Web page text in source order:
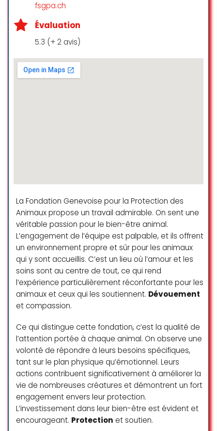
Léo d’amour qui nous remplit de
joie tous les jours. Il est vraiment
adorable, c’est notre petit rayon
refuge où le personnel est à
l’écoute, très gentil et très
Voilà une semaine que le doux
Clément est arrivé chez nous. C’est
un amour. Il est doux, aime jouer
avec les enfants et s’est
parfaitement intégré à toute la
famille. Merci beaucoup pour votre
accueil, votre temps et de nous
avoir aidé à trouver un chat
correspondant à nos besoins et
surtout aussi à ses besoins.
toutes ces boules d’amour qui
méritent de trouver un foyer
aimant.
Belle continuation
YesWeCan
☆ 5/5
3 employés assis sur un banc à rien
fsgpa.ch
Évaluation
5.3 (+ 2 avis)
La Fondation Genevoise pour la Protection des
Animaux propose un travail admirable. On sent une
véritable passion pour le bien-être animal.
L’engagement de l’équipe est palpable, et ils offrent
un environnement propre et sûr pour les animaux
qui y sont accueillis. C’est un lieu où l’amour et les
soins sont au centre de tout, ce qui rend
l’expérience particulièrement réconfortante pour les
animaux et ceux qui les soutiennent. Dévouement
et compassion.
Ce qui distingue cette fondation, c’est la qualité de
l’attention portée à chaque animal. On observe une
volonté de répondre à leurs besoins spécifiques,
tant sur le plan physique qu’émotionnel. Leurs
actions contribuent significativement à améliorer la
vie de nombreuses créatures et démontrent un fort
engagement envers leur protection.
L’investissement dans leur bien-être est évident et
encourageant. Protection et soutien.